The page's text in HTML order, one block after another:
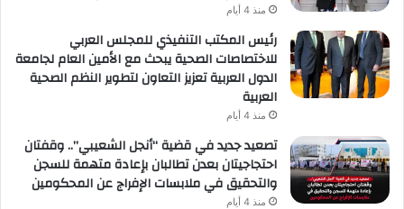
منذ 4 أيام
رئيس المكتب التنفيذي للمجلس العربي
للاختصاصات الصحية يبحث مع الأمين العام لجامعة
الدول العربية تعزيز التعاون لتطوير النظم الصحية
العربية
منذ 4 أيام
تصعيد جديد في قضية “أنجل الشعيبي”.. وقفتان
احتجاجيتان بعدن تطالبان بإعادة متهمة للسجن
والتحقيق في ملابسات الإفراج عن المحكومين
منذ 4 أيام